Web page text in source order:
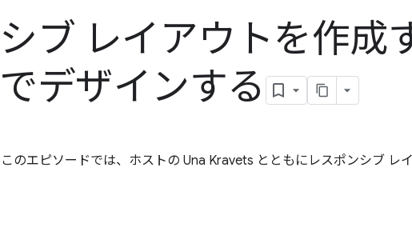
ブ レイアウトを作成
デザインする
のエピソードでは、ホストの Una Kravets とともにレスポンシブ レ